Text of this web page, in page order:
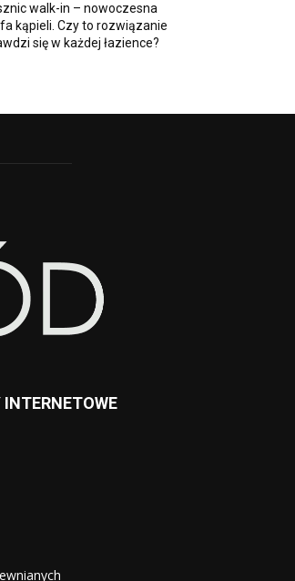
walk-in – nowoczesna
kąpieli. Czy to rozwiązanie
się w każdej łazience?